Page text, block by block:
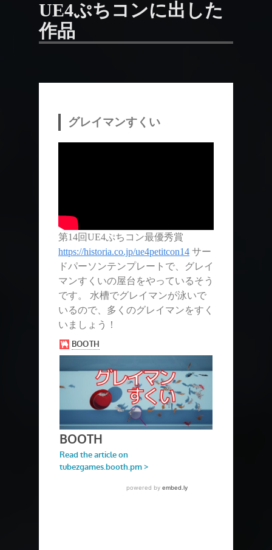
UE4ぷちコンに出した
作品
グレイマンすくい
第14回UE4ぷちコン最優秀賞
https://historia.co.jp/ue4petitcon14 サー
ドパーソンテンプレートで、グレイ
マンすくいの屋台をやっているそう
です。 水槽でグレイマンが泳いで
いるので、多くのグレイマンをすく
いましょう！